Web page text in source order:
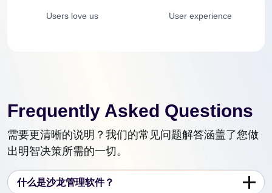
Users love us User experience
Frequently Asked Questions
需要更清晰的说明？我们的常见问题解答涵盖了您做
出明智决策所需的一切。
什么是沙龙管理软件？